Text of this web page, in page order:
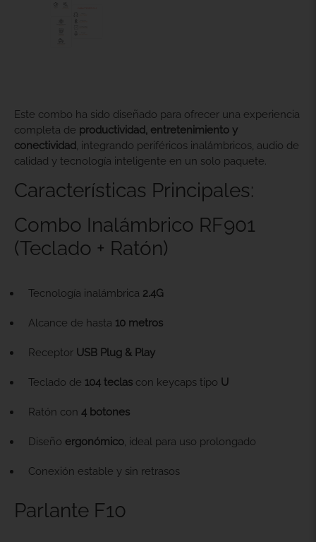
Este combo ha sido diseñado para ofrecer una experiencia
completa de productividad, entretenimiento y
conectividad, integrando periféricos inalámbricos, audio de
calidad y tecnología inteligente en un solo paquete.
Características Principales:
Combo Inalámbrico RF901
(Teclado + Ratón)
Tecnología inalámbrica 2.4G
Alcance de hasta 10 metros
Receptor USB Plug & Play
Teclado de 104 teclas con keycaps tipo U
Ratón con 4 botones
Diseño ergonómico, ideal para uso prolongado
Conexión estable y sin retrasos
Parlante F10